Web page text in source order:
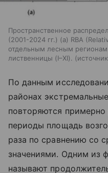
Пространственное
(2001-2024 гг.) (а) RBA
отдельным лесным
лиственницы (I–XI).
По данным
районах
повторяются примерно
периоды площадь
раза по сравнению со
значениями. Одним из
называют